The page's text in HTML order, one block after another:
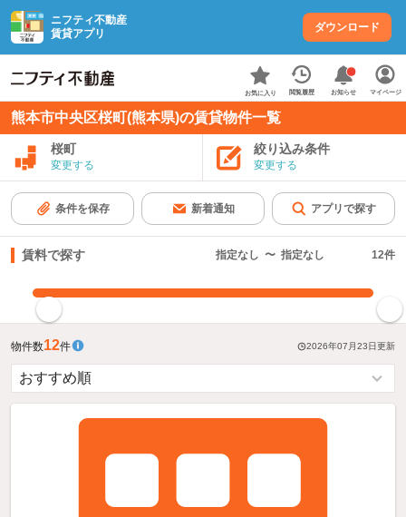
ニフティ不動産
賃貸アプリ
ダウンロード
お気に入り 閲覧履歴 お知らせ マイページ
熊本市中央区桜町(熊本県)の賃貸物件一覧
桜町
変更する
絞り込み条件
変更する
条件を保存 新着通知 アプリで探す
賃料で探す 指定なし 〜 指定なし 12件
物件数12件 2026年07月23日更新